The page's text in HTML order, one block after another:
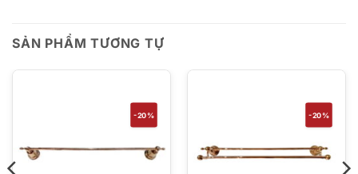
SẢN PHẨM TƯƠNG TỰ
-20% -20%